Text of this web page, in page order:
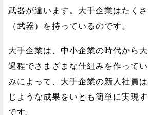
武器が違います。大手企業はたくさ
（武器）を持っているのです。
大手企業は、中小企業の時代から
過程でさまざまな仕組みを作って
みによって、大手企業の新人社員
じような成果をいとも簡単に実現
です。